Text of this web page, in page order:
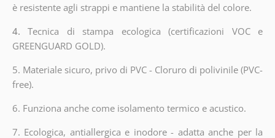
è resistente agli strappi e mantiene la stabilità del colore.
4.Tecnica di stampa ecologica (certificazioni VOC e
GREENGUARD GOLD).
5. Materiale sicuro, privo di PVC - Cloruro di polivinile (PVC-
free).
6. Funziona anche come isolamento termico e acustico.
7. Ecologica, antiallergica e inodore - adatta anche per la